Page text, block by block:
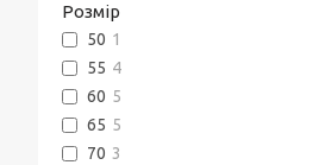
Розмір
50 1
55 4
60 5
65 5
70 3